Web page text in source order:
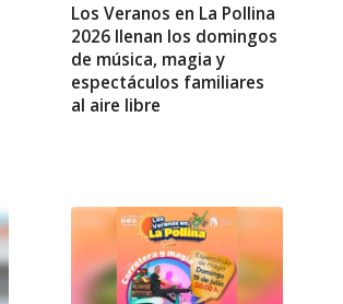
Los Veranos en La Pollina
2026 llenan los domingos
de música, magia y
espectáculos familiares
al aire libre